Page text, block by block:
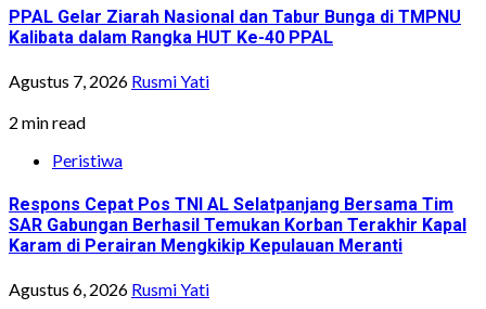
PPAL Gelar Ziarah Nasional dan Tabur Bunga di TMPNU
Kalibata dalam Rangka HUT Ke-40 PPAL
Agustus 7, 2026 Rusmi Yati
2 min read
Peristiwa
Respons Cepat Pos TNI AL Selatpanjang Bersama Tim
SAR Gabungan Berhasil Temukan Korban Terakhir Kapal
Karam di Perairan Mengkikip Kepulauan Meranti
Agustus 6, 2026 Rusmi Yati